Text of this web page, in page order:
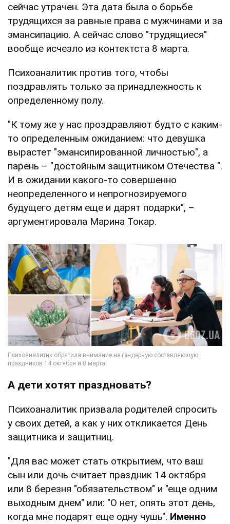
сейчас утрачен. Эта дата была о борьбе
трудящихся за равные права с мужчинами и за
эмансипацию. А сейчас слово "трудящиеся"
вообще исчезло из контектста 8 марта.
Психоаналитик против того, чтобы
поздравлять только за принадлежность к
определенному полу.
"К тому же у нас проздравляют будто с каким-
то определенным ожиданием: что девушка
вырастет "эмансипированной личностью", а
парень – "достойным защитником Отечества ".
И в ожидании какого-то совершенно
неопределенного и непрогнозируемого
будущего детям еще и дарят подарки", –
аргументировала Марина Токар.
А дети хотят праздновать?
Психоаналитик призвала родителей спросить
у своих детей, а как у них откликается День
защитника и защитниц.
"Для вас может стать открытием, что ваш
сын или дочь считает праздник 14 октября
или 8 березня "обязательством" и "еще одним
выходным днем" или: "О нет, опять этот день,
когда мне подарят еще одну чушь". Именно